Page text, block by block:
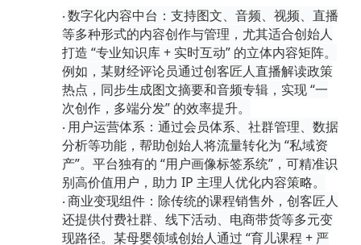
· 数字化内容中台 ：支持图文、音频、视频、直播
等多种形式的内容创作与管理，尤其适合创始人
打造 “专业知识库 + 实时互动” 的立体内容矩阵。
例如，某财经评论员通过创客匠人直播解读政策
热点，同步生成图文摘要和音频专辑，实现 “一
次创作，多端分发” 的效率提升。
· 用户运营体系：通过会员体系、社群管理、数据
分析等功能，帮助创始人将流量转化为 “私域资
产”。平台独有的 “用户画像标签系统”，可精准识
别高价值用户，助力 IP 主理人优化内容策略。
· 商业变现组件：除传统的课程销售外，创客匠人
还提供付费社群、线下活动、电商带货等多元变
现路径。某母婴领域创始人通过 “育儿课程 + 严